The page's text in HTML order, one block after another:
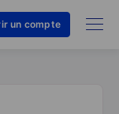
un compte